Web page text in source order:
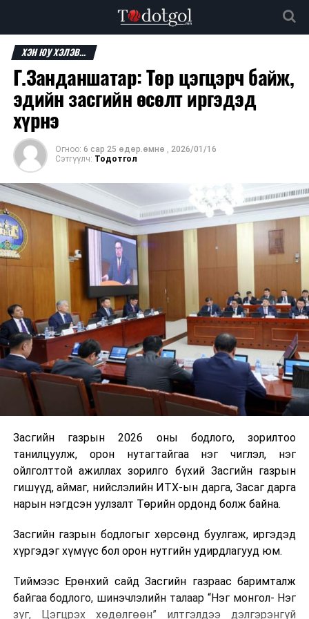
ХЭН ЮУ ХЭЛЭВ...
Г.Занданшатар: Төр цэгцэрч байж,
эдийн засгийн өсөлт иргэдэд
хүрнэ
Огноо: 6 сар 25 өдөр.өмнө , 2026/01/16
Сэтгүүлч: Тодотгол
Засгийн газрын 2026 оны бодлого, зорилтоо
танилцуулж, орон нутагтайгаа нэг чиглэл, нэг
ойлголттой ажиллах зорилго бүхий Засгийн газрын
гишүүд, аймаг, нийслэлийн ИТХ-ын дарга, Засаг дарга
нарын нэгдсэн уулзалт Төрийн ордонд болж байна.
Засгийн газрын бодлогыг хөрсөнд буулгаж, иргэдэд
хүргэдэг хүмүүс бол орон нутгийн удирдлагууд юм.
Тиймээс Ерөнхий сайд Засгийн газраас баримталж
байгаа бодлого, шинэчлэлийн талаар “Нэг монгол- Нэг
зүг, Цэгцрэх хөдөлгөөн” илтгэлдээ дэлгэрэнгүй